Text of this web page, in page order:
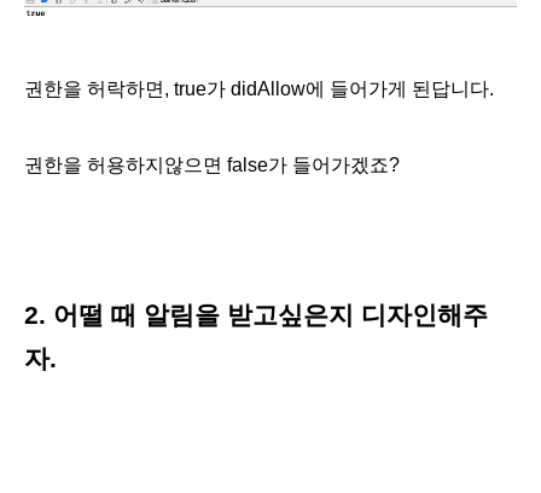
권한을 허락하면, true가 didAllow에 들어가게 된답니다.
권한을 허용하지않으면 false가 들어가겠죠?
2. 어떨 때 알림을 받고싶은지 디자인해주
자.